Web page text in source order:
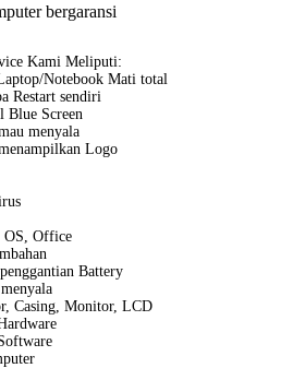
Kami Meliputi:
Notebook Mati total
Restart sendiri
Screen
menyala
Logo
Office
Battery
Casing, Monitor, LCD